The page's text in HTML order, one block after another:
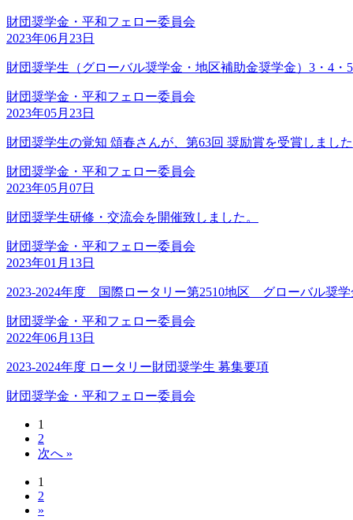
財団奨学金・平和フェロー委員会
2023年06月23日
財団奨学生（グローバル奨学金・地区補助金奨学金）3・4・
財団奨学金・平和フェロー委員会
2023年05月23日
財団奨学生の覚知 頌春さんが、第63回 奨励賞を受賞しました
財団奨学金・平和フェロー委員会
2023年05月07日
財団奨学生研修・交流会を開催致しました。
財団奨学金・平和フェロー委員会
2023年01月13日
2023-2024年度 国際ロータリー第2510地区 グローバル奨
財団奨学金・平和フェロー委員会
2022年06月13日
2023-2024年度 ロータリー財団奨学生 募集要項
財団奨学金・平和フェロー委員会
1
2
次へ »
1
2
»